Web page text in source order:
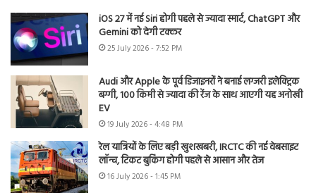
iOS 27 में नई Siri होगी पहले से ज्यादा स्मार्ट, ChatGPT और
Gemini को देगी टक्कर
25 July 2026 - 7:52 PM
Audi और Apple के पूर्व डिजाइनरों ने बनाई लग्जरी इलेक्ट्रिक
बग्गी, 100 किमी से ज्यादा की रेंज के साथ आएगी यह अनोखी
EV
19 July 2026 - 4:48 PM
रेल यात्रियों के लिए बड़ी खुशखबरी, IRCTC की नई वेबसाइट
लॉन्च, टिकट बुकिंग होगी पहले से आसान और तेज
16 July 2026 - 1:45 PM